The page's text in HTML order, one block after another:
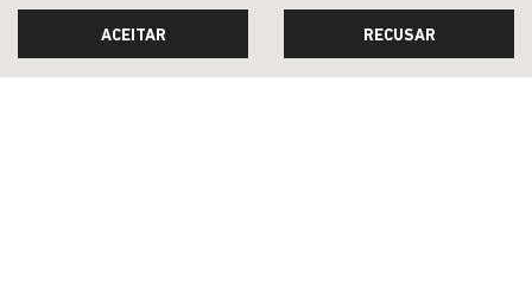
0 km 2026/2027
ACEITAR RECUSAR